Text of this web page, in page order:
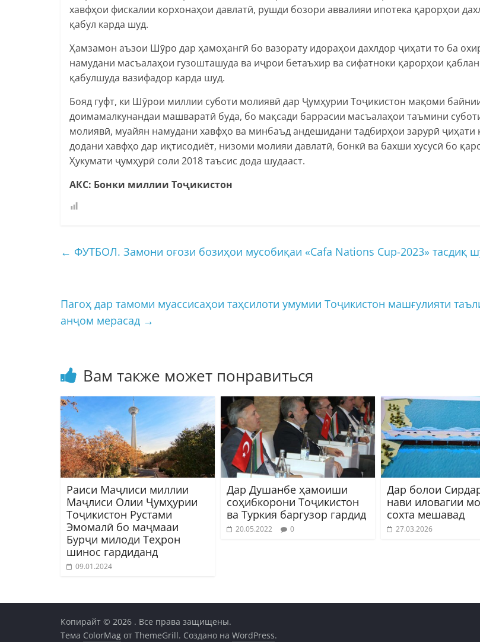
хавфҳои фискалии корхонаҳои давлатӣ, рушди бозори аввалияи ипотека қарорҳои
қабул карда шуд.
Ҳамзамон аъзои Шӯро дар ҳамоҳангӣ бо вазорату идораҳои дахлдор ҷиҳати то ба
намудани масъалаҳои гузошташуда ва иҷрои бетаъхир ва сифатноки қарорҳои қаблан
қабулшуда вазифадор карда шуд.
Бояд гуфт, ки Шӯрои миллии суботи молиявӣ дар Ҷумҳурии Тоҷикистон мақоми
доимамалкунандаи машваратӣ буда, бо мақсади баррасии масъалаҳои таъмини
молиявӣ, муайян намудани хавфҳо ва минбаъд андешидани тадбирҳои зарурӣ ҷиҳати
додани хавфҳо дар иқтисодиёт, низоми молияи давлатӣ, бонкӣ ва бахши хусусӣ бо
Ҳукумати ҷумҳурӣ соли 2018 таъсис дода шудааст.
АКС: Бонки миллии Тоҷикистон
← ФУТБОЛ. Замони оғози бозиҳои мусобиқаи «Cafa Nations Cup-2023» тасдиқ
Пагоҳ дар тамоми муассисаҳои таҳсилоти умумии Тоҷикистон машғулияти
анҷом мерасад →
Вам также может понравиться
Раиси Маҷлиси миллии
Маҷлиси Олии Ҷумҳурии
Тоҷикистон Рустами
Эмомалӣ бо маҷмааи
Бурҷи милоди Теҳрон
шинос гардиданд
09.01.2024
Дар Душанбе ҳамоиши
соҳибкорони Тоҷикистон
ва Туркия баргузор гардид
20.05.2022 0
Дар болои
нави иловагии
сохта мешавад
27.03.2026
Копирайт © 2026 . Все права защищены.
Тема ColorMag от ThemeGrill. Создано на WordPress.